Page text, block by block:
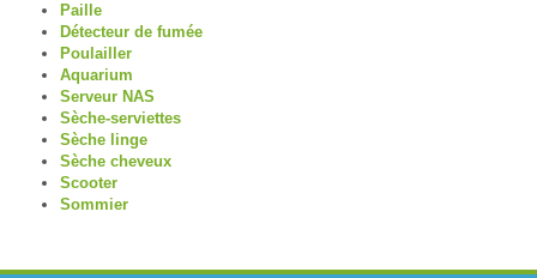
Paille
Détecteur de fumée
Poulailler
Aquarium
Serveur NAS
Sèche-serviettes
Sèche linge
Sèche cheveux
Scooter
Sommier